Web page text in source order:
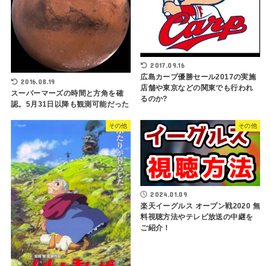
2016.08.19
スーパーマーズの時間と方角を確
認。5月31日以降も観測可能だった
2017.09.16
広島カープ優勝セール2017の実施
店舗や東京などの関東でも行われ
るのか?
その他 その他
2024.01.09
楽天イーグルス オープン戦2020 無
料視聴方法やテレビ放送の中継を
ご紹介！